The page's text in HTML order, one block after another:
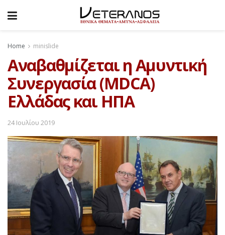
Home minislide
Αναβαθμίζεται η Αμυντική
Συνεργασία (MDCA)
Ελλάδας και ΗΠΑ
24 Ιουλίου 2019